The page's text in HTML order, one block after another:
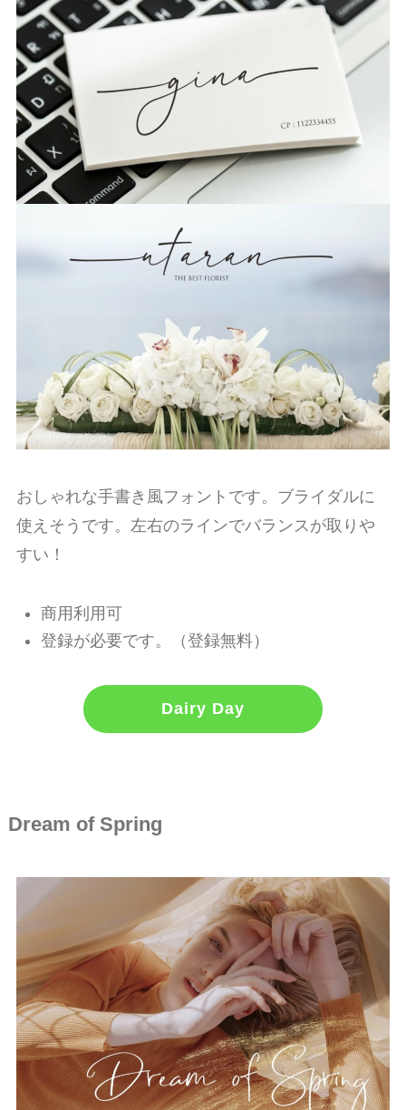
おしゃれな手書き風フォントです。ブライダルに
使えそうです。左右のラインでバランスが取りや
すい！
商用利用可
登録が必要です。（登録無料）
Dairy Day
Dream of Spring